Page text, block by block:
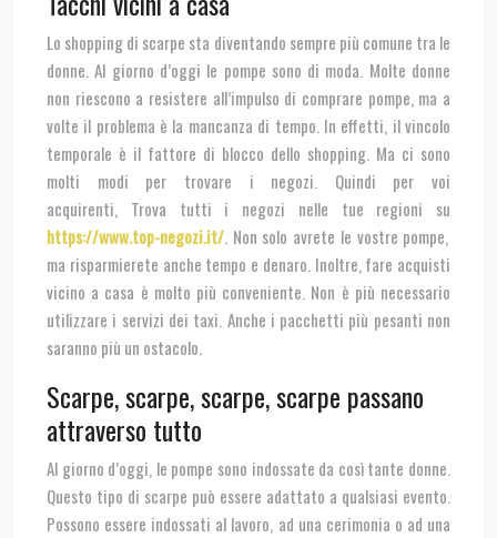
Lo shopping di scarpe sta diventando sempre più comune tra le
donne. Al giorno d’oggi le pompe sono di moda. Molte donne
non riescono a resistere all’impulso di comprare pompe, ma a
volte il problema è la mancanza di tempo. In effetti, il vincolo
temporale è il fattore di blocco dello shopping. Ma ci sono
molti modi per trovare i negozi. Quindi per voi
acquirenti, Trova tutti i negozi nelle tue regioni su
https://www.top-negozi.it/ . Non solo avrete le vostre pompe,
ma risparmierete anche tempo e denaro. Inoltre, fare acquisti
vicino a casa è molto più conveniente. Non è più necessario
utilizzare i servizi dei taxi. Anche i pacchetti più pesanti non
saranno più un ostacolo.
Scarpe, scarpe, scarpe, scarpe passano
attraverso tutto
Al giorno d’oggi, le pompe sono indossate da così tante donne.
Questo tipo di scarpe può essere adattato a qualsiasi evento.
Possono essere indossati al lavoro, ad una cerimonia o ad una